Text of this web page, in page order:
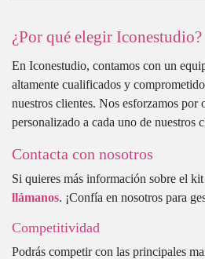
¿Por qué elegir Iconestudio?
En Iconestudio, contamos con un
altamente cualificados y
nuestros clientes. Nos esforzamos por
personalizado a cada uno de nuestros
Contacta con nosotros
Si quieres más información sobre el
llámanos. ¡Confía en nosotros para
Competitividad
Podrás competir con las principales